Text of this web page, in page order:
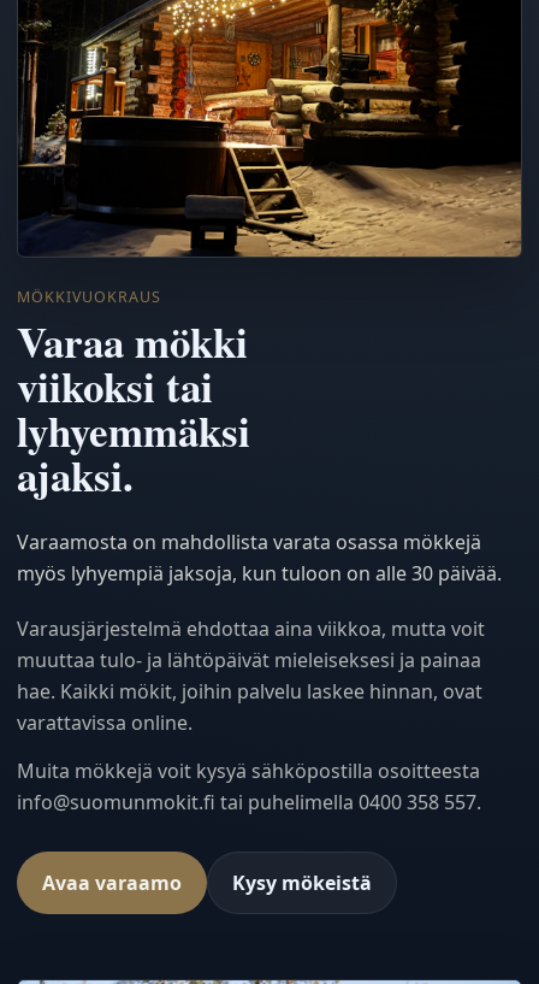
MÖKKIVUOKRAUS
Varaa mökki
viikoksi tai
lyhyemmäksi
ajaksi.
Varaamosta on mahdollista varata osassa mökkejä
myös lyhyempiä jaksoja, kun tuloon on alle 30 päivää.
Varausjärjestelmä ehdottaa aina viikkoa, mutta voit
muuttaa tulo- ja lähtöpäivät mieleiseksesi ja painaa
hae. Kaikki mökit, joihin palvelu laskee hinnan, ovat
varattavissa online.
Muita mökkejä voit kysyä sähköpostilla osoitteesta
info@suomunmokit.fi tai puhelimella 0400 358 557.
Avaa varaamo Kysy mökeistä